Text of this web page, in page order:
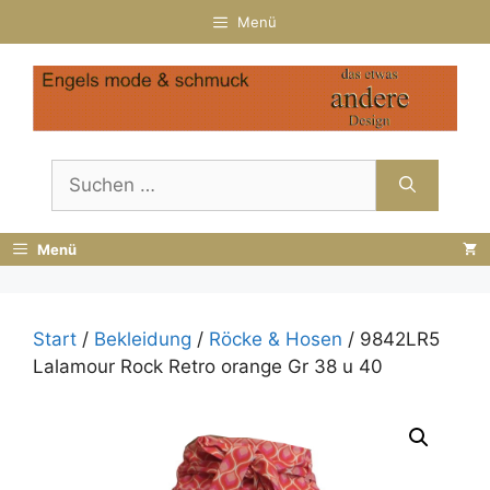
Inhalt
springen
Menü
nach:
Menü
Start / Bekleidung / Röcke & Hosen / 9842LR5
Lalamour Rock Retro orange Gr 38 u 40